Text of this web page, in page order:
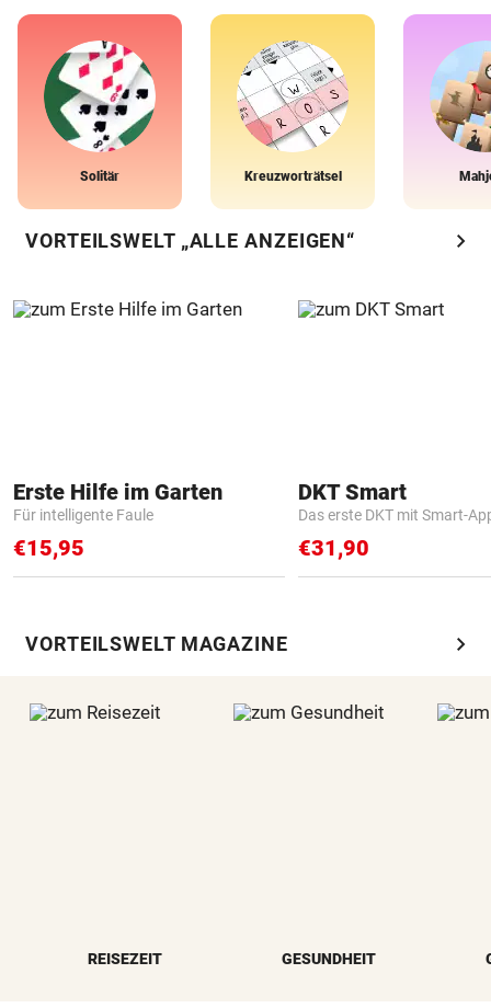
Solitär Kreuzworträtsel
VORTEILSWELT „ALLE ANZEIGEN“ chevron_right
Erste Hilfe im Garten
Für intelligente Faule
€15,95
DKT Smart
Das erste DKT mit Smart-
€31,90
VORTEILSWELT MAGAZINE chevron_right
REISEZEIT GESUNDHEIT